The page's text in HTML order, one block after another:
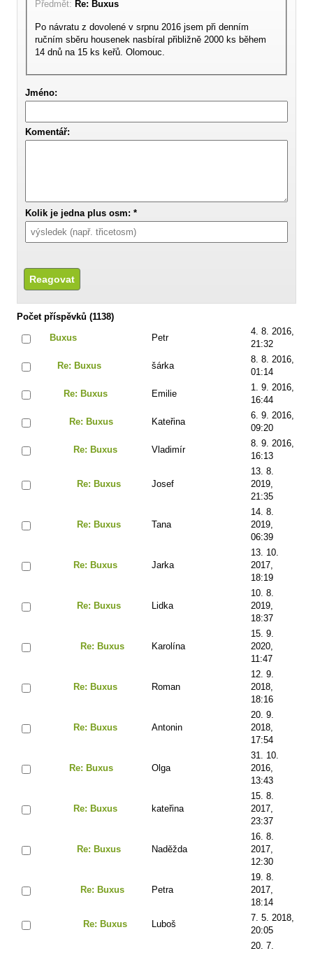
Předmět: Re: Buxus
Po návratu z dovolené v srpnu 2016 jsem při denním
ručním sběru housenek nasbíral přibližně 2000 ks během
14 dnů na 15 ks keřů. Olomouc.
Jméno:
Komentář:
Kolik je jedna plus osm: *
Počet příspěvků (1138)
Buxus
Petr
4. 8. 2016,
21:32
Re: Buxus šárka
8. 8. 2016,
01:14
Re: Buxus Emilie
1. 9. 2016,
16:44
Re: Buxus Kateřina
6. 9. 2016,
09:20
Re: Buxus Vladimír
8. 9. 2016,
16:13
Re: Buxus Josef
13. 8.
2019,
21:35
Re: Buxus Tana
14. 8.
2019,
06:39
Re: Buxus Jarka
13. 10.
2017,
18:19
Re: Buxus Lidka
10. 8.
2019,
18:37
Re: Buxus Karolína
15. 9.
2020,
11:47
Re: Buxus Roman
12. 9.
2018,
18:16
Re: Buxus Antonin
20. 9.
2018,
17:54
Re: Buxus Olga
31. 10.
2016,
13:43
Re: Buxus kateřina
15. 8.
2017,
23:37
Re: Buxus Naděžda
16. 8.
2017,
12:30
Re: Buxus Petra
19. 8.
2017,
18:14
Re: Buxus Luboš
7. 5. 2018,
20:05
20. 7.